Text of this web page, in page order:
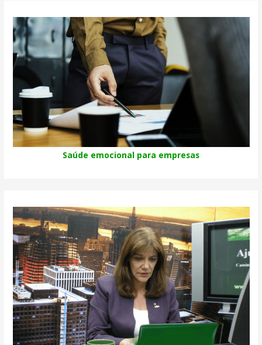
Saúde emocional para empresas